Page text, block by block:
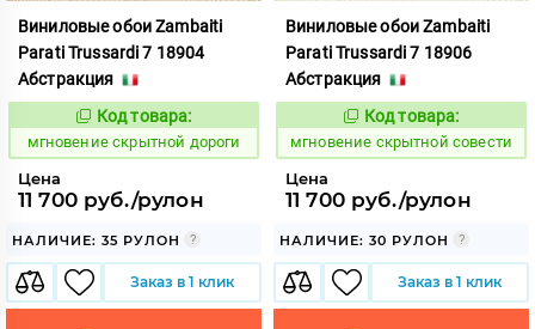
Виниловые обои Zambaiti
Parati Trussardi 7 18904
Абстракция
948772
Код товара:
мгновение скрытной дороги
Цена
11 700 руб./рулон
НАЛИЧИЕ: 35 РУЛОН
Заказ в 1 клик
Виниловые обои Zambaiti
Parati Trussardi 7 18906
Абстракция
948773
Код товара:
мгновение скрытной совести
Цена
11 700 руб./рулон
НАЛИЧИЕ: 30 РУЛОН
Заказ в 1 клик